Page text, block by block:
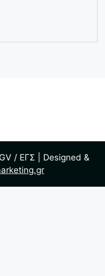
/ ΕΓΣ | Designed &